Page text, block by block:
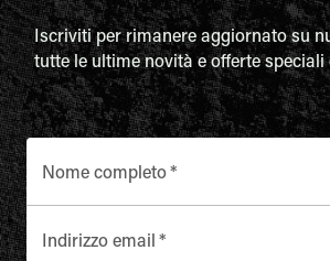
Iscriviti per rimanere aggiornato su
tutte le ultime novità e offerte speciali
Nome completo*
Indirizzo email *